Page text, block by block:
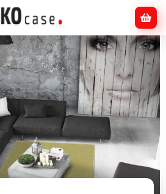
ТОП-7 стилів сучасного мистецтва, які